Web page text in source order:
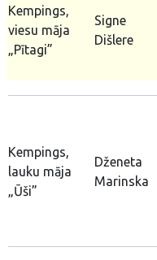
Kempings,
viesu māja
„Pītagi”
Signe
Dišlere
Kempings,
lauku māja
„Ūši”
Dženeta
Marinska